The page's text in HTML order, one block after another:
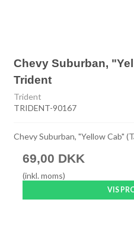
Chevy Suburban,
Trident
Trident
TRIDENT-90167
Chevy Suburban, "Yellow Cab"
69,00 DKK
(inkl. moms)
VIS